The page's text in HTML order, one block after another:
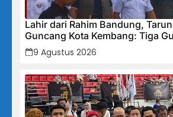
Lahir dari Rahim Bandung,
Guncang Kota Kembang: Tiga
Hadirkan Semangat Baru,
Garda Keamanan Terlatih
9 Agustus 2026